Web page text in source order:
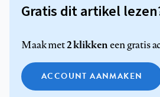
Gratis dit artikel
Maak met2 klikkeneen gratis
ACCOUNT AANMAKEN